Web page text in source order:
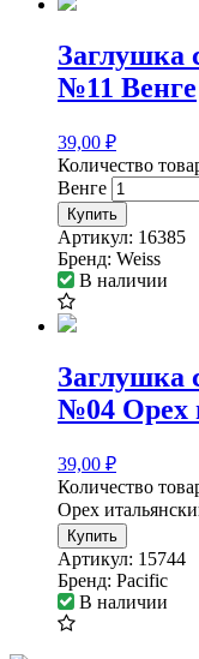
Заглушка
№11 Венге
39,00 ₽
Количество
Венге
Купить
Артикул: 16385
Бренд: Weiss
В наличии
Заглушка
№04 Орех
39,00 ₽
Количество
Орех
Купить
Артикул: 15744
Бренд: Pacific
В наличии